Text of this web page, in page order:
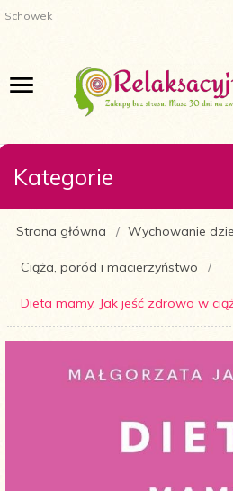
Schowek
Kategorie
Strona główna Wychowanie
Ciąża, poród i macierzyństwo
Dieta mamy. Jak jeść zdrowo w